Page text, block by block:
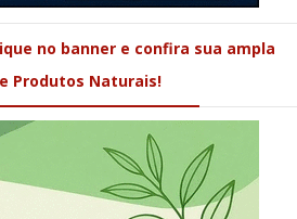
no banner e confira sua ampla
Produtos Naturais!